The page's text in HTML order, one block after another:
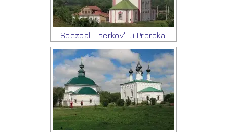
Soezdal: Tserkov' Il'i Proroka